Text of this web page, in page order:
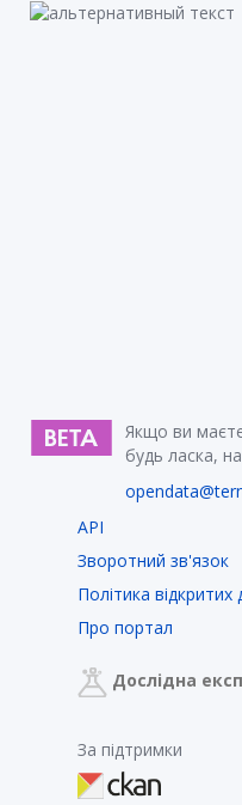
Якщо ви
будь ласка,
API
Зворотний зв'язок
Політика відкритих
Про портал
Дослідна
За підтримки